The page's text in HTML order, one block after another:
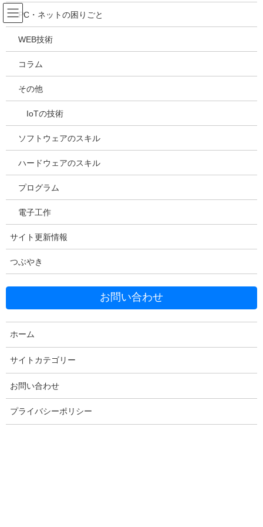
コ
ン
テ
ツ
ス
ッ
ナ
ビ
ゲ
シ
ン
移
吉川万能ＩＴ研究所
メディア
HOME
2021年5月25日
20210525150955
Facebook
Threads Hatena LINE
コメントを残す
PC・ネットの困りごと
WEB技術
コラム
その他
IoTの技術
ソフトウェアのスキル
ハードウェアのスキル
プログラム
電子工作
サイト更新情報
つぶやき
お問い合わせ
ホーム
サイトカテゴリー
お問い合わせ
プライバシーポリシー